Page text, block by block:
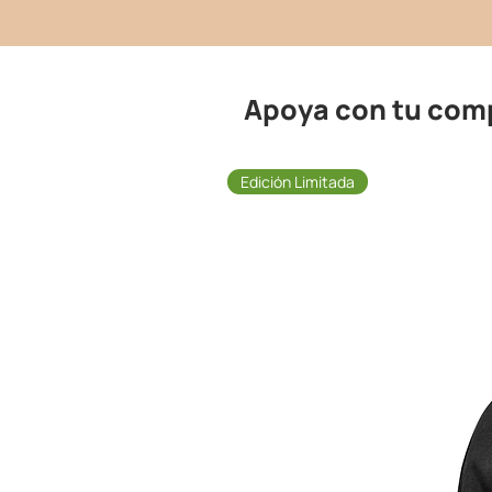
Apoya con tu
Edición Limitada